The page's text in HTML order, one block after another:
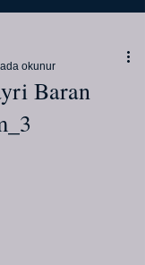
Baran
okunur